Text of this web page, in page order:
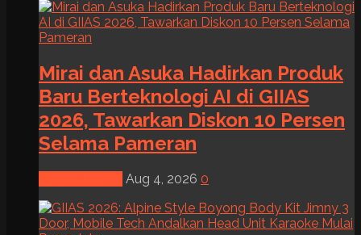
Mirai dan Asuka Hadirkan Produk
Baru Berteknologi AI di GIIAS
2026, Tawarkan Diskon 10 Persen
Selama Pameran
Aug 4, 2026 0